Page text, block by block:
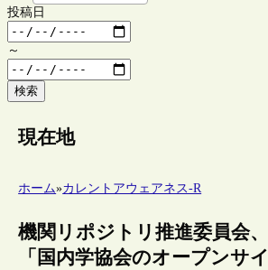
投稿日
～
検索
現在地
ホーム»カレントアウェアネス-R
機関リポジトリ推進委員会、
「国内学協会のオープンサイ